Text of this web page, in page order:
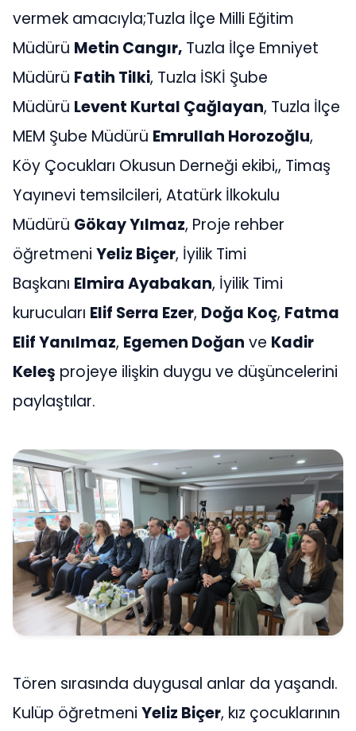
vermek amacıyla;Tuzla İlçe Milli Eğitim
Müdürü Metin Cangır, Tuzla İlçe Emniyet
Müdürü Fatih Tilki, Tuzla İSKİ Şube
Müdürü Levent Kurtal Çağlayan, Tuzla İlçe
MEM Şube Müdürü Emrullah Horozoğlu,
Köy Çocukları Okusun Derneği ekibi,, Timaş
Yayınevi temsilcileri, Atatürk İlkokulu
Müdürü Gökay Yılmaz, Proje rehber
öğretmeni Yeliz Biçer, İyilik Timi
Başkanı Elmira Ayabakan, İyilik Timi
kurucuları Elif Serra Ezer, Doğa Koç, Fatma
Elif Yanılmaz, Egemen Doğan ve Kadir
Keleş projeye ilişkin duygu ve düşüncelerini
paylaştılar.
Tören sırasında duygusal anlar da yaşandı.
Kulüp öğretmeni Yeliz Biçer, kız çocuklarının